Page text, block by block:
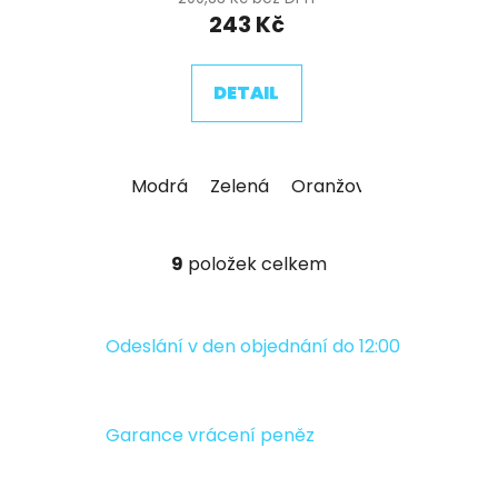
243 Kč
DETAIL
Modrá Zelená Oranžová
O
á
c
í
9 položek celkem
Odeslání v den objednání do 12:00
Garance vrácení peněz